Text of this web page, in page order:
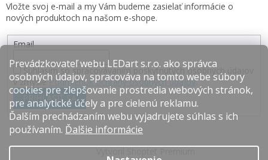
Prevádzkovateľ webu LEDart s.r.o. ako správca
osobných údajov, spracováva na tomto webe súbory
cookies pre zlepšovanie prostredia webových stránok,
pre analytické účely a pre cielenú reklamu.
Ďalším prechádzaním webu vyjadrujete súhlas s ich
používaním. Ďalšie informácie
Vložte svoj e-mail a my Vám budeme zasielať informácie o
nových produktoch na našom e-shope.
Email
Súhlasím so spracovávaním poskytnutých osobných údajov
v zmysle Podmienok ochrany osobných údajov.
PRIHLÁSIŤ SA